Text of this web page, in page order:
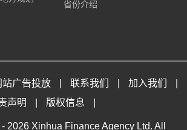
省份介绍
站广告投放 联系我们 加入我们
声明 版权信息
- 2026 Xinhua Finance Agency Ltd. All